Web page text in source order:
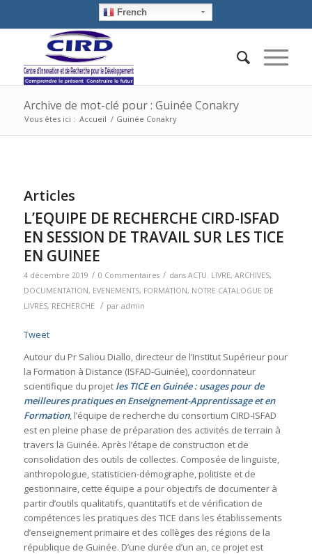
French
Archive de mot-clé pour : Guinée Conakry
Vous êtes ici : Accueil / Guinée Conakry
Articles
L’EQUIPE DE RECHERCHE CIRD-ISFAD
EN SESSION DE TRAVAIL SUR LES TICE
EN GUINEE
4 décembre 2019 / 0 Commentaires / dans ACTU. LIVRE, ARCHIVES,
DOCUMENTATION, EVENEMENTS, FORMATION, NOTRE CATALOGUE DE
LIVRES, RECHERCHE / par admin
Tweet
Autour du Pr Saliou Diallo, directeur de l’Institut Supérieur pour
la Formation à Distance (ISFAD-Guinée), coordonnateur
scientifique du projet les TICE en Guinée : usages pour de
meilleures pratiques en Enseignement-Apprentissage et en
Formation, l’équipe de recherche du consortium CIRD-ISFAD
est en pleine phase de préparation des activités de terrain à
travers la Guinée. Après l’étape de construction et de
consolidation des outils de collectes. Composée de linguiste,
anthropologue, statisticien-démographe, politiste et de
gestionnaire, cette équipe a pour objectifs de documenter à
partir d’outils qualitatifs, quantitatifs et de vérification de
compétences les pratiques des TICE dans les établissements
d’enseignement primaire et des collèges des régions de la
république de Guinée. D’une durée d’un an, ce projet est